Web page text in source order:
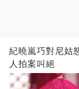
紀曉嵐巧對尼姑
人拍案叫絕